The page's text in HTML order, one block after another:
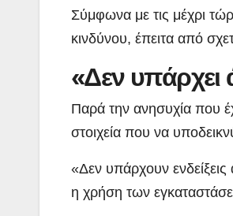
Σύμφωνα με τις μέχρι
κινδύνου, έπειτα από
«Δεν υπάρχει
Παρά την ανησυχία που
στοιχεία που να
«Δεν υπάρχουν
η χρήση των